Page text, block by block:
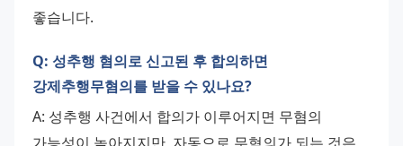
좋습니다.
Q: 성추행 혐의로 신고된 후 합의하면
강제추행무혐의를 받을 수 있나요?
A: 성추행 사건에서 합의가 이루어지면 무혐의
가능성이 높아지지만, 자동으로 무혐의가 되는 것은